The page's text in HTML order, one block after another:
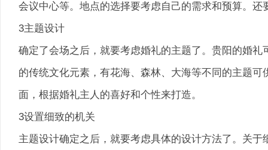
会议中心等。地点的选择要考虑自己的需求和预算。
3主题设计
确定了会场之后，就要考虑婚礼的主题了。贵阳的婚
的传统文化元素，有花海、森林、大海等不同的主题
面，根据婚礼主人的喜好和个性来打造。
3设置细致的机关
主题设计确定之后，就要考虑具体的设计方法了。关